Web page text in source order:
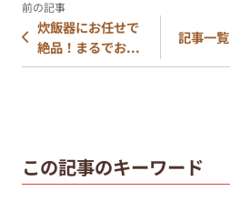
炊飯器にお任せで
絶品！まるでお...
記事一覧
この記事のキーワード